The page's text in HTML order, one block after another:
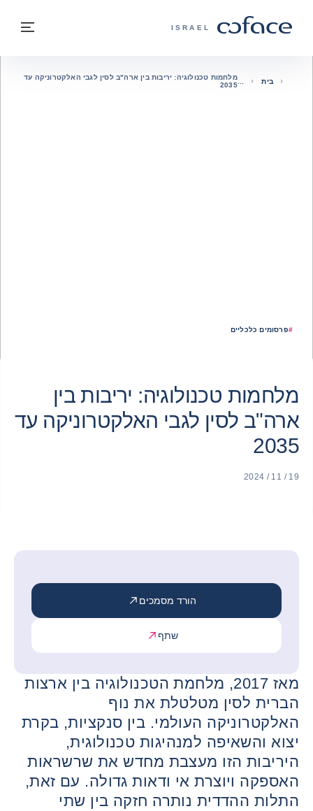
COFACE - אתר הקבוצה
ISRAEL
בחזרה לעמוד הבית
#פרסומים כלכליים
בית
מלחמות טכנולוגיה: יריבות בין ארה"ב לסין לגבי האלקטרוניקה עד
2035
מלחמות טכנולוגיה: יריבות בין
ארה"ב לסין לגבי האלקטרוניקה עד
2035
19 / 11 / 2024
הורד מסמכים
שתף
מאז 2017, מלחמת הטכנולוגיה בין ארצות
הברית לסין מטלטלת את נוף
האלקטרוניקה העולמי. בין סנקציות, בקרת
יצוא והשאיפה למנהיגות טכנולוגית,
היריבות הזו מעצבת מחדש את שרשראות
האספקה ויוצרת אי ודאות גדולה. עם זאת,
התלות ההדדית נותרה חזקה בין שתי